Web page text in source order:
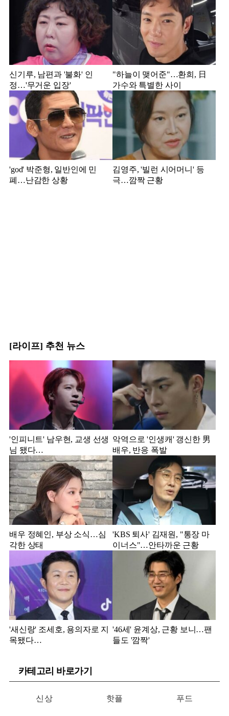
신기루, 남편과 '불화' 인
정…'무거운 입장'
"하늘이 맺어준"…환희, 日
가수와 특별한 사이
'god' 박준형, 일반인에 민
폐…난감한 상황
김영주, '빌런 시어머니' 등
극…깜짝 근황
[라이프] 추천 뉴스
'인피니트' 남우현, 교생 선생
님 됐다…
악역으로 '인생캐' 갱신한 男
배우, 반응 폭발
배우 정혜인, 부상 소식…심
각한 상태
'KBS 퇴사' 김재원, "통장 마
이너스"…안타까운 근황
'새신랑' 조세호, 용의자로 지
목됐다…
'46세' 윤계상, 근황 보니…팬
들도 '깜짝'
카테고리 바로가기
신상 핫플 푸드